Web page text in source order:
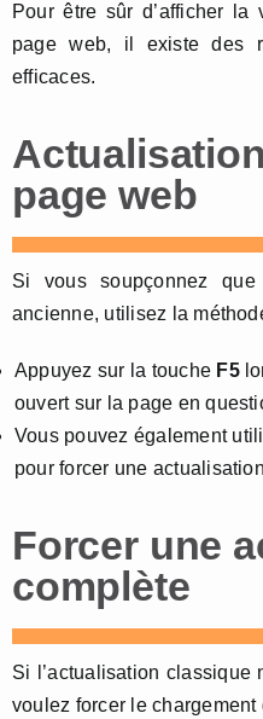
Pour être sûr d’afficher la
page web, il existe des
efficaces.
page web
Si vous soupçonnez
ancienne, utilisez la
Appuyez sur la touche F5
ouvert sur la page en
Vous pouvez également
pour forcer une
Forcer une
complète
Si l’actualisation classique
voulez forcer le